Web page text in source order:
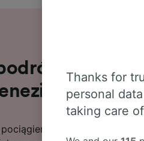
Mestre
ze stacji Londyn do
Thanks for
personal
taking care